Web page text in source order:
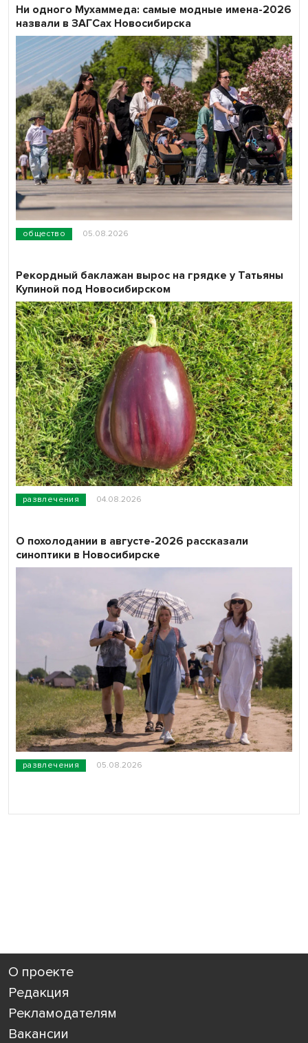
общество 05.08.2026
Ни одного Мухаммеда: самые модные имена-2026
назвали в ЗАГСах Новосибирска
развлечения 04.08.2026
Рекордный баклажан вырос на грядке у Татьяны
Купиной под Новосибирском
развлечения 05.08.2026
О похолодании в августе-2026 рассказали
синоптики в Новосибирске
О проекте
Редакция
Рекламодателям
Вакансии